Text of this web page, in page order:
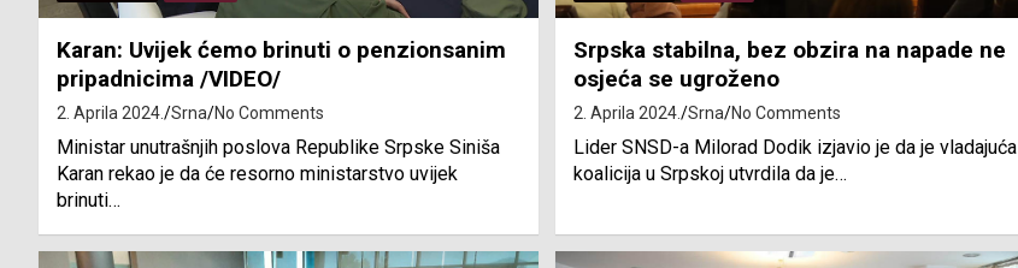
Karan: Uvijek ćemo brinuti o penzionsanim
pripadnicima /VIDEO/
2. Aprila 2024. Srna No Comments
Ministar unutrašnjih poslova Republike Srpske Siniša
Karan rekao je da će resorno ministarstvo uvijek
brinuti…
Srpska stabilna, bez obzira na napade ne
osjeća se ugroženo
2. Aprila 2024. Srna No Comments
Lider SNSD-a Milorad Dodik izjavio je da je vladajuća
koalicija u Srpskoj utvrdila da je…